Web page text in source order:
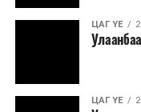
нөхөн томилгоо
хамт олны урлаг,
байгуулахгүй
сургалтыг цахим
хаагчдыг зарим
ЦАГ ҮЕ
ЦАГ ҮЕ